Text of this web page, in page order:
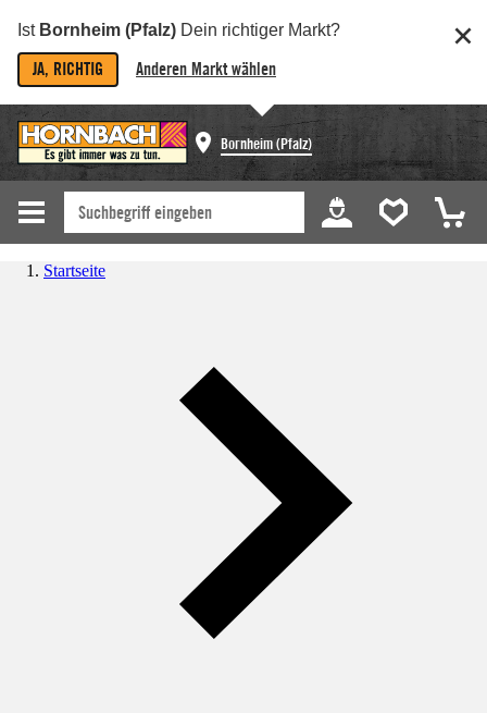
Ist Bornheim (Pfalz) Dein richtiger Markt?
JA, RICHTIG Anderen Markt wählen
Bornheim (Pfalz)
Startseite